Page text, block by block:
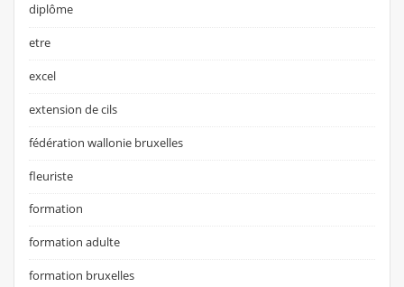
diplôme
etre
excel
extension de cils
fédération wallonie bruxelles
fleuriste
formation
formation adulte
formation bruxelles